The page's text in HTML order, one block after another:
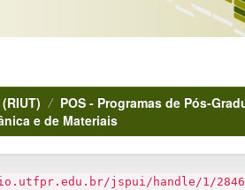
POS - Programas de Pós-
e de Materiais
jspui/handle/1/2846